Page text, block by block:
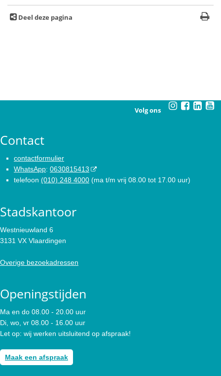
Deel deze pagina
Volg ons
Contact
contactformulier
WhatsApp: 0630815413
telefoon (010) 248 4000 (ma t/m vrij 08.00 tot 17.00 uur)
Stadskantoor
Westnieuwland 6
3131 VX Vlaardingen
Overige bezoekadressen
Openingstijden
Ma en do 08.00 - 20.00 uur
Di, wo, vr 08.00 - 16.00 uur
Let op: wij werken uitsluitend op afspraak!
Maak een afspraak